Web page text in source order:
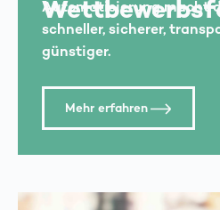
Automatisierung macht
schneller, sicherer,
günstiger.
Mehr erfahren